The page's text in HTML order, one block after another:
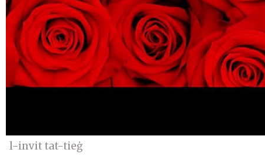
l-invit tat-tieġ